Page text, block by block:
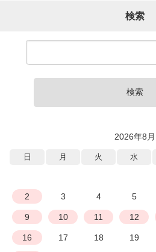
検索
検索
2026年8月
日 月 火 水
2 3 4 5
9 10 11 12
16 17 18 19